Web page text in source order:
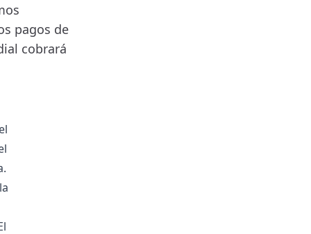
pagos de
cobrará